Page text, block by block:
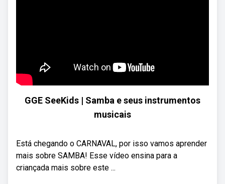
GGE SeeKids | Samba e seus instrumentos
musicais
Está chegando o CARNAVAL, por isso vamos aprender
mais sobre SAMBA! Esse vídeo ensina para a
criançada mais sobre este ...